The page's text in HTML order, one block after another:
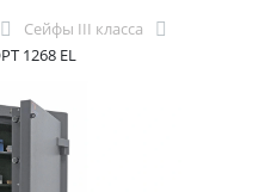
Сейфы III класса
1268 EL